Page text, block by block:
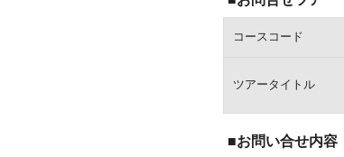
コースコード
ツアータイトル
■お問い合せ内容